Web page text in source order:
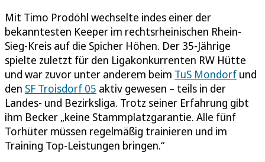
Mit Timo Prodöhl wechselte indes einer der
bekanntesten Keeper im rechtsrheinischen Rhein-
Sieg-Kreis auf die Spicher Höhen. Der 35-Jährige
spielte zuletzt für den Ligakonkurrenten RW Hütte
und war zuvor unter anderem beim TuS Mondorf und
den SF Troisdorf 05 aktiv gewesen – teils in der
Landes- und Bezirksliga. Trotz seiner Erfahrung gibt
ihm Becker „keine Stammplatzgarantie. Alle fünf
Torhüter müssen regelmäßig trainieren und im
Training Top-Leistungen bringen.“